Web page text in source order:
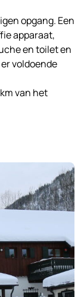
opgang. Een
apparaat,
en toilet en
voldoende
van het